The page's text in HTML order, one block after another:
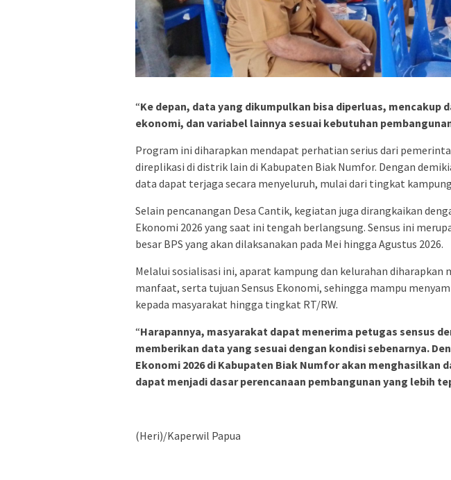
“Ke depan, data yang dikumpulkan bisa diperluas, mencakup
ekonomi, dan variabel lainnya sesuai kebutuhan
Program ini diharapkan mendapat perhatian serius dari
direplikasi di distrik lain di Kabupaten Biak Numfor. Dengan
data dapat terjaga secara menyeluruh, mulai dari tingkat
Selain pencanangan Desa Cantik, kegiatan juga dirangkaikan
Ekonomi 2026 yang saat ini tengah berlangsung. Sensus ini
besar BPS yang akan dilaksanakan pada Mei hingga Agustus 2026.
Melalui sosialisasi ini, aparat kampung dan kelurahan diharapkan
manfaat, serta tujuan Sensus Ekonomi, sehingga mampu
kepada masyarakat hingga tingkat RT/RW.
“Harapannya, masyarakat dapat menerima petugas sensus
memberikan data yang sesuai dengan kondisi sebenarnya.
Ekonomi 2026 di Kabupaten Biak Numfor akan menghasilkan
dapat menjadi dasar perencanaan pembangunan yang lebih
(Heri)/Kaperwil Papua